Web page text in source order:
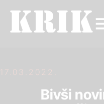
17.03.2022.
Bivši